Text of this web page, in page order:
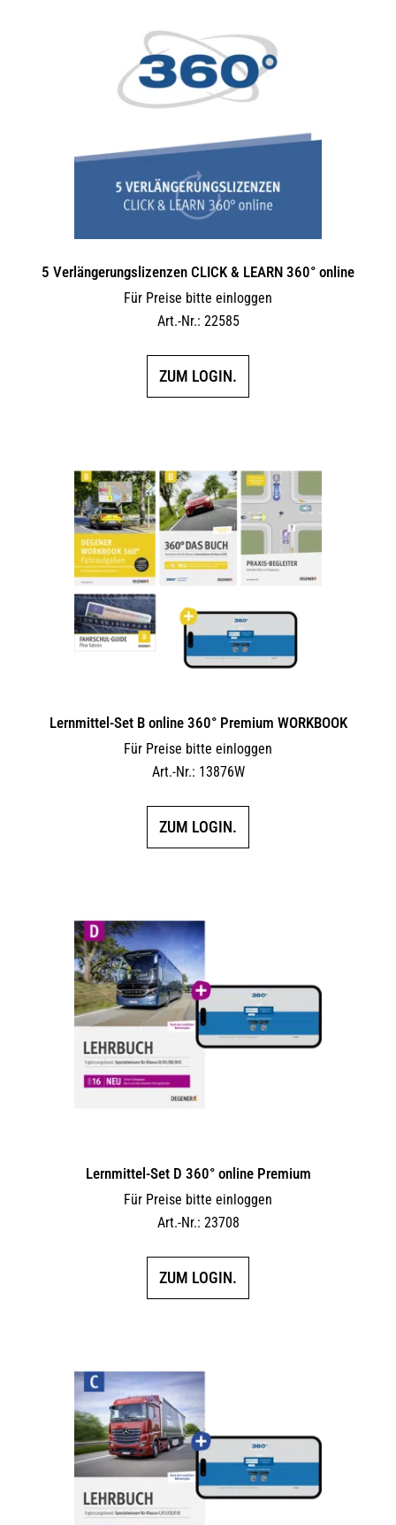
5 Verlängerungs­lizenzen CLICK & LEARN 360° online
Für Preise bitte einloggen
Art.-Nr.: 22585
ZUM LOGIN.
Lernmittel-Set B online 360° Premium WORKBOOK
Für Preise bitte einloggen
Art.-Nr.: 13876W
ZUM LOGIN.
Lernmittel-Set D 360° online Premium
Für Preise bitte einloggen
Art.-Nr.: 23708
ZUM LOGIN.